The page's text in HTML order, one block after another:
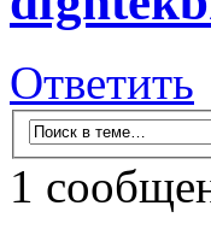
Ответить
1